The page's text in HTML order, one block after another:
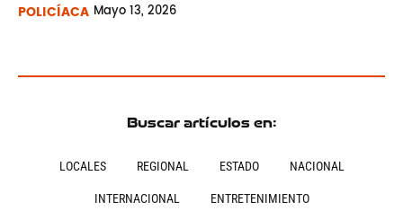
POLICÍACA Mayo13, 2026
Buscar artículos en:
LOCALES REGIONAL ESTADO NACIONAL
INTERNACIONAL ENTRETENIMIENTO